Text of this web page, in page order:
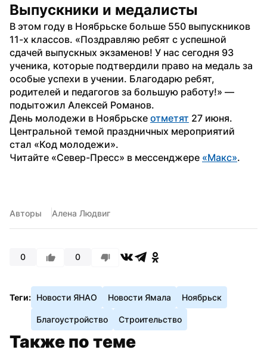
Выпускники и медалисты
В этом году в Ноябрьске больше 550 выпускников
11-х классов. «Поздравляю ребят с успешной
сдачей выпускных экзаменов! У нас сегодня 93
ученика, которые подтвердили право на медаль за
особые успехи в учении. Благодарю ребят,
родителей и педагогов за большую работу!» —
подытожил Алексей Романов.
День молодежи в Ноябрьске отметят 27 июня.
Центральной темой праздничных мероприятий
стал «Код молодежи».
Читайте «Север-Пресс» в мессенджере «Mакс».
Авторы Алена Людвиг
0 0
Теги: Новости ЯНАО Новости Ямала Ноябрьск
Благоустройство Строительство
Также по теме